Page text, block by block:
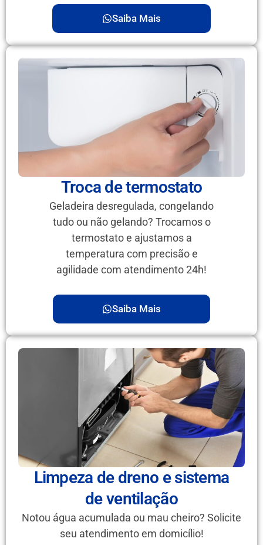
Saiba Mais
Troca de termostato
Geladeira desregulada, congelando
tudo ou não gelando? Trocamos o
termostato e ajustamos a
temperatura com precisão e
agilidade com atendimento 24h!
Saiba Mais
Limpeza de dreno e sistema
de ventilação
Notou água acumulada ou mau cheiro? Solicite
seu atendimento em domicílio!